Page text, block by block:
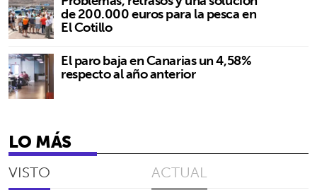
de 200.000 euros para la pesca en
El Cotillo
El paro baja en Canarias un 4,58%
respecto al año anterior
LO MÁS
VISTO ACTUAL